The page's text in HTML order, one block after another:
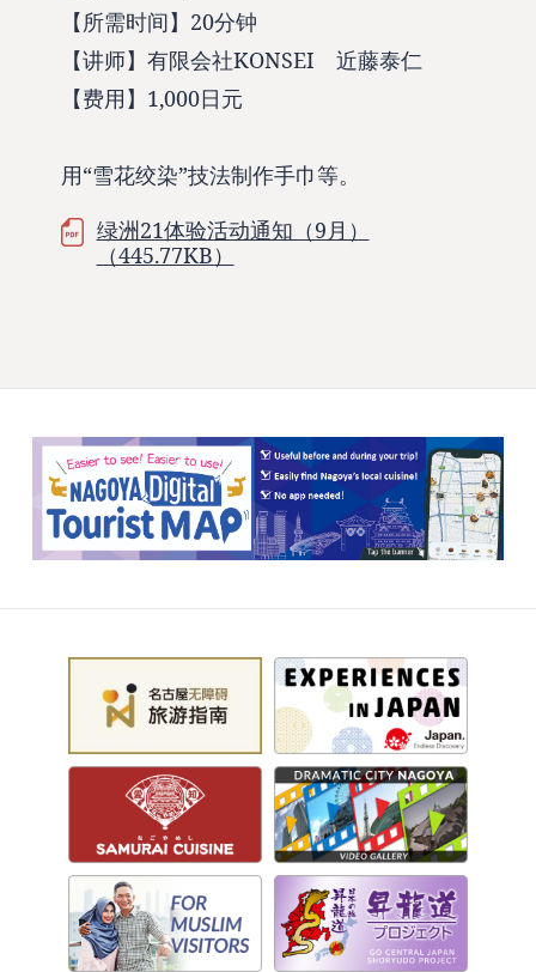
【所需时间】20分钟
【讲师】有限会社KONSEI 近藤泰仁
【费用】1,000日元
用“雪花绞染”技法制作手巾等。
绿洲21体验活动通知（9月）
（445.77KB）